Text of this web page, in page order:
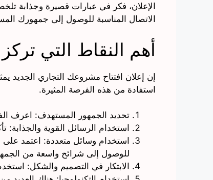
الإعلان، فكر في عبارات قصيرة وجذابة
الاتصال المناسبة للوصول إلى جمهورك
أهم النقاط التي
إن إعلان افتتاح مشروعك التجاري الجديد
استفادة من هذه الفرصة المثيرة.
تحديد الجمهور المستهدف: اعرف
استخدام الرسائل القوية والجذابة:
استخدام وسائل متعددة: اعتمد على
للوصول إلى شرائح واسعة من
الابتكار في التصميم والشكل: